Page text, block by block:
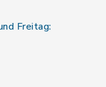
Freitag: